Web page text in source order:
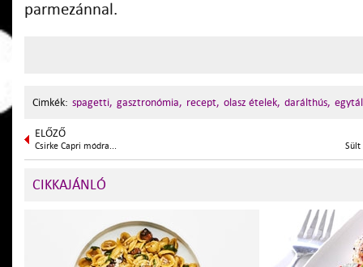
parmezánnal.
Cimkék: spagetti, gasztronómia, recept, olasz ételek, darálthús,
ELŐZŐ
Csirke Capri módra... Sült
CIKKAJÁNLÓ